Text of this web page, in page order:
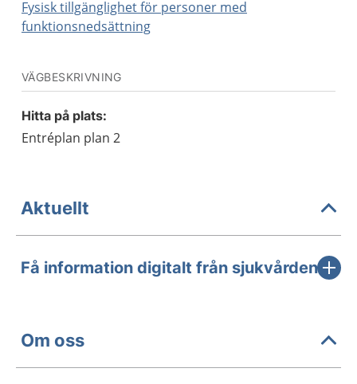
Fysisk tillgänglighet för personer med
funktionsnedsättning
VÄGBESKRIVNING
Hitta på plats:
Entréplan plan 2
Aktuellt
Få information digitalt från sjukvården
Om oss